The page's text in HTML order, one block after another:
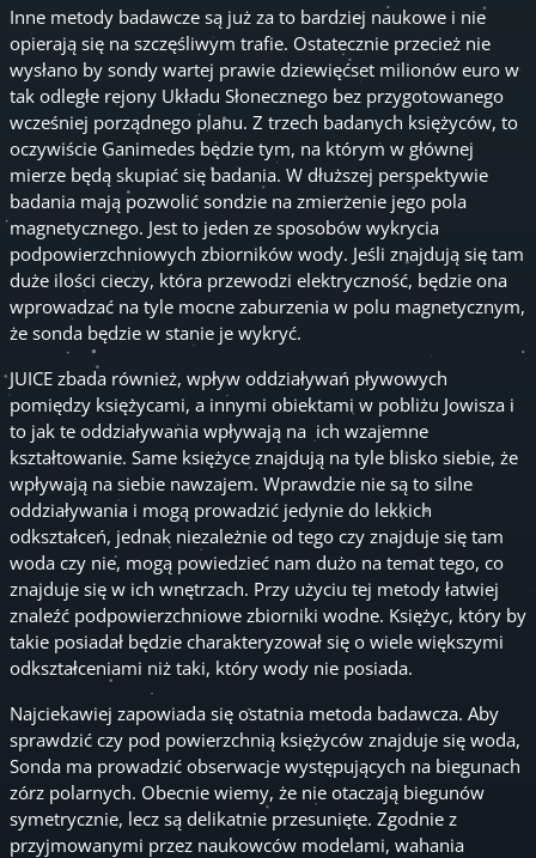
Inne metody badawcze są już za to bardziej naukowe i nie
opierają się na szczęśliwym trafie. Ostatecznie przecież nie
wysłano by sondy wartej prawie dziewięćset milionów euro w
tak odległe rejony Układu Słonecznego bez przygotowanego
wcześniej porządnego planu. Z trzech badanych księżyców, to
oczywiście Ganimedes będzie tym, na którym w głównej
mierze będą skupiać się badania. W dłuższej perspektywie
badania mają pozwolić sondzie na zmierzenie jego pola
magnetycznego. Jest to jeden ze sposobów wykrycia
podpowierzchniowych zbiorników wody. Jeśli znajdują się tam
duże ilości cieczy, która przewodzi elektryczność, będzie ona
wprowadzać na tyle mocne zaburzenia w polu magnetycznym,
że sonda będzie w stanie je wykryć.
JUICE zbada również, wpływ oddziaływań pływowych
pomiędzy księżycami, a innymi obiektami w pobliżu Jowisza i
to jak te oddziaływania wpływają na ich wzajemne
kształtowanie. Same księżyce znajdują na tyle blisko siebie, że
wpływają na siebie nawzajem. Wprawdzie nie są to silne
oddziaływania i mogą prowadzić jedynie do lekkich
odkształceń, jednak niezależnie od tego czy znajduje się tam
woda czy nie, mogą powiedzieć nam dużo na temat tego, co
znajduje się w ich wnętrzach. Przy użyciu tej metody łatwiej
znaleźć podpowierzchniowe zbiorniki wodne. Księżyc, który by
takie posiadał będzie charakteryzował się o wiele większymi
odkształceniami niż taki, który wody nie posiada.
Najciekawiej zapowiada się ostatnia metoda badawcza. Aby
sprawdzić czy pod powierzchnią księżyców znajduje się woda,
Sonda ma prowadzić obserwacje występujących na biegunach
zórz polarnych. Obecnie wiemy, że nie otaczają biegunów
symetrycznie, lecz są delikatnie przesunięte. Zgodnie z
przyjmowanymi przez naukowców modelami, wahania